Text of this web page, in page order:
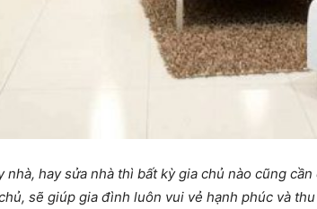
nhà, hay sửa nhà thì bất kỳ gia chủ nào cũng
sẽ giúp gia đình luôn vui vẻ hạnh phúc và